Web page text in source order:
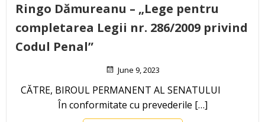
Ringo Dămureanu – „Lege pentru
completarea Legii nr. 286/2009 privind
Codul Penal”
June 9, 2023
CĂTRE, BIROUL PERMANENT AL SENATULUI
În conformitate cu prevederile […]